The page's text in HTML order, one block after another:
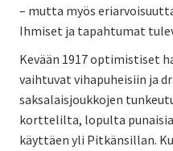
– mutta myös
Ihmiset ja tapahtumat
Kevään 1917 optimistiset
vaihtuvat vihapuheisiin ja
saksalaisjoukkojen
korttelilta, lopulta
käyttäen yli Pitkänsillan.